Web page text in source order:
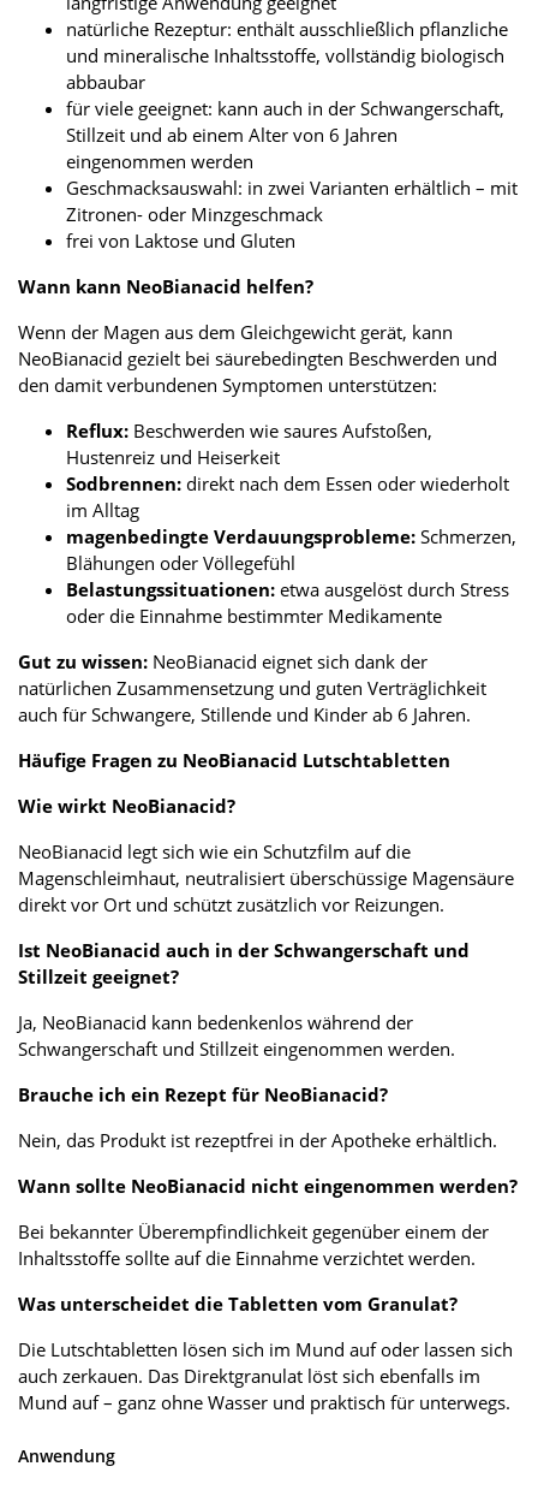
natürliche Rezeptur: enthält ausschließlich pflanzliche
und mineralische Inhaltsstoffe, vollständig biologisch
abbaubar
für viele geeignet: kann auch in der Schwangerschaft,
Stillzeit und ab einem Alter von 6 Jahren
eingenommen werden
Geschmacksauswahl: in zwei Varianten erhältlich – mit
Zitronen- oder Minzgeschmack
frei von Laktose und Gluten
Wann kann NeoBianacid helfen?
Wenn der Magen aus dem Gleichgewicht gerät, kann
NeoBianacid gezielt bei säurebedingten Beschwerden und
den damit verbundenen Symptomen unterstützen:
Reflux: Beschwerden wie saures Aufstoßen,
Hustenreiz und Heiserkeit
Sodbrennen: direkt nach dem Essen oder wiederholt
im Alltag
magenbedingte Verdauungsprobleme: Schmerzen,
Blähungen oder Völlegefühl
Belastungssituationen: etwa ausgelöst durch Stress
oder die Einnahme bestimmter Medikamente
Gut zu wissen: NeoBianacid eignet sich dank der
natürlichen Zusammensetzung und guten Verträglichkeit
auch für Schwangere, Stillende und Kinder ab 6 Jahren.
Häufige Fragen zu NeoBianacid Lutschtabletten
Wie wirkt NeoBianacid?
NeoBianacid legt sich wie ein Schutzfilm auf die
Magenschleimhaut, neutralisiert überschüssige Magensäure
direkt vor Ort und schützt zusätzlich vor Reizungen.
Ist NeoBianacid auch in der Schwangerschaft und
Stillzeit geeignet?
Ja, NeoBianacid kann bedenkenlos während der
Schwangerschaft und Stillzeit eingenommen werden.
Brauche ich ein Rezept für NeoBianacid?
Nein, das Produkt ist rezeptfrei in der Apotheke erhältlich.
Wann sollte NeoBianacid nicht eingenommen werden?
Bei bekannter Überempfindlichkeit gegenüber einem der
Inhaltsstoffe sollte auf die Einnahme verzichtet werden.
Was unterscheidet die Tabletten vom Granulat?
Die Lutschtabletten lösen sich im Mund auf oder lassen sich
auch zerkauen. Das Direktgranulat löst sich ebenfalls im
Mund auf – ganz ohne Wasser und praktisch für unterwegs.
Anwendung